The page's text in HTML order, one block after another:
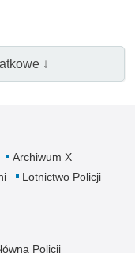
↓
Archiwum X
Lotnictwo Policji
Policji